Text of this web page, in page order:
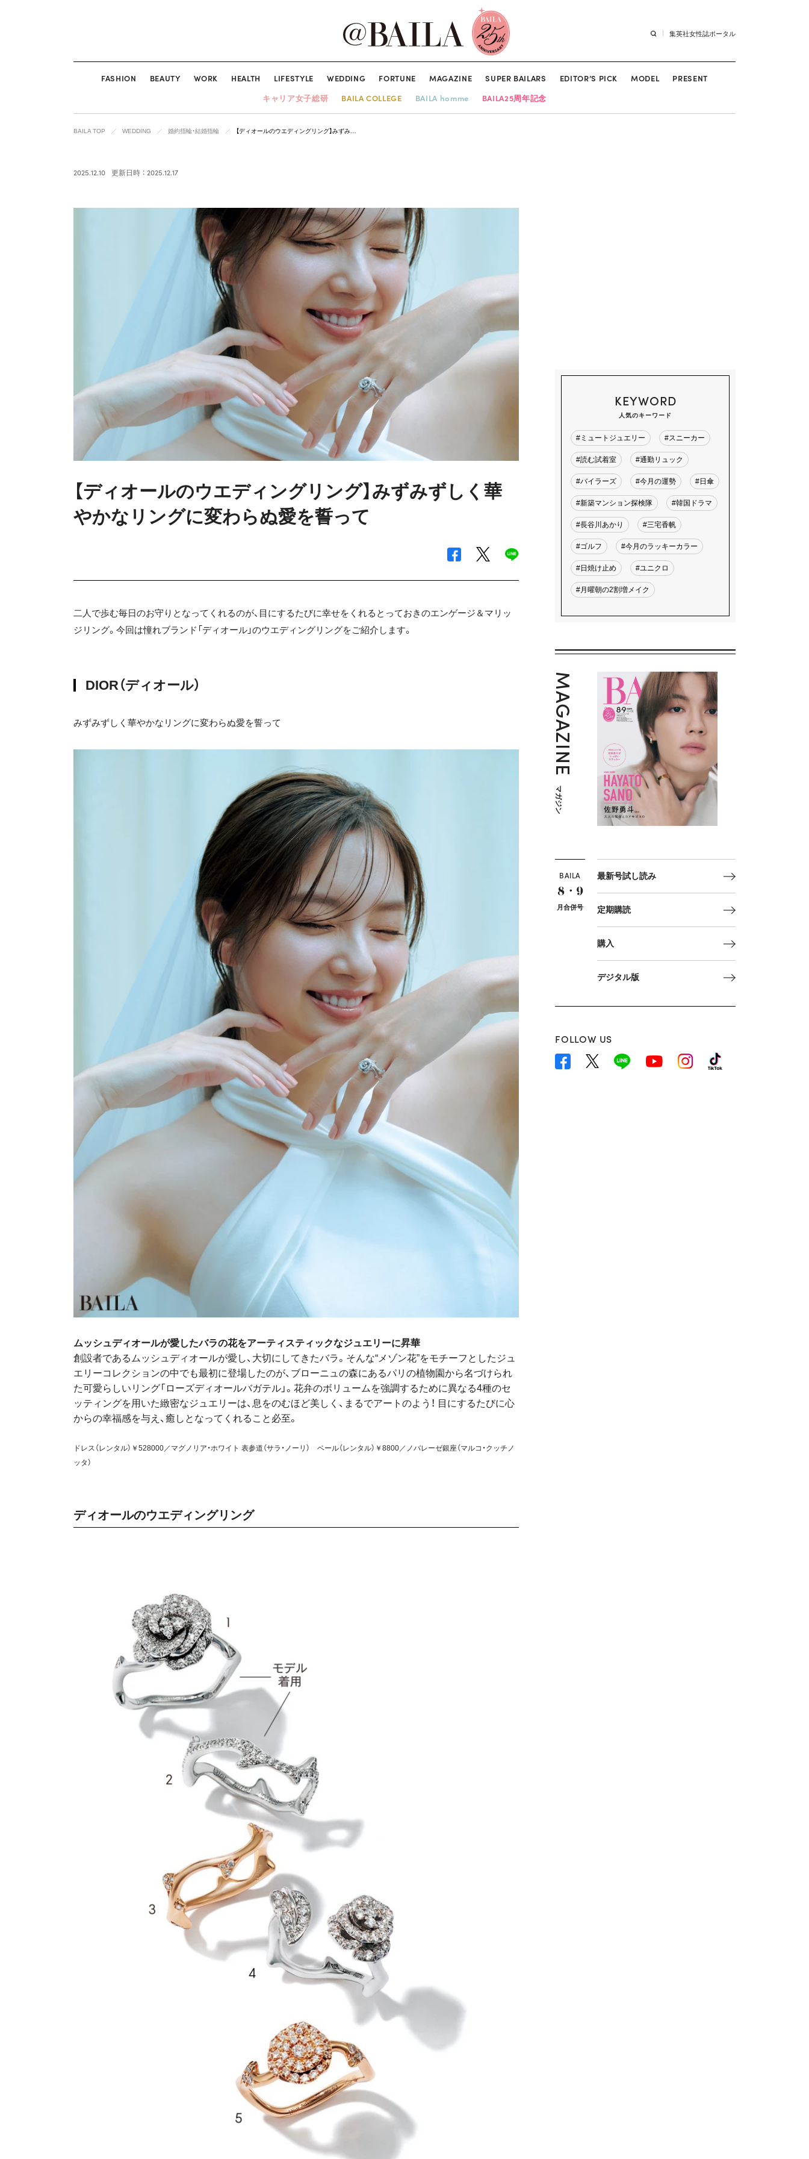
集英社女性誌ポータル
FASHION BEAUTY WORK HEALTH LIFESTYLE WEDDING FORTUNE MAGAZINE SUPER BAILARS EDITOR’S PICK MODEL
PRESENT
キャリア女子総研
BAILA COLLEGE BAILA homme BAILA25周年記念
BAILA TOP WEDDING 婚約指輪・結婚指輪 【ディオールのウエディングリング】みずみ…
2025.12.10 更新日時 ： 2025.12.17
【ディオールのウエディングリング】みずみずしく華
やかなリングに変わらぬ愛を誓って
二人で歩む毎日のお守りとなってくれるのが、目にするたびに幸せをくれるとっておきのエンゲージ＆マリッ
ジリング。今回は憧れブランド「ディオール」のウエディングリングをご紹介します。
DIOR（ディオール）
みずみずしく華やかなリングに変わらぬ愛を誓って
ムッシュディオールが愛したバラの花をアーティスティックなジュエリーに昇華
創設者であるムッシュディオールが愛し、大切にしてきたバラ。そんな“メゾン花”をモチーフとしたジュ
エリーコレクションの中でも最初に登場したのが、ブローニュの森にあるパリの植物園から名づけられ
た可愛らしいリング「ローズディオールバガテル」。花弁のボリュームを強調するために異なる4種のセ
ッティングを用いた緻密なジュエリーは、息をのむほど美しく、まるでアートのよう！ 目にするたびに心
からの幸福感を与え、癒しとなってくれること必至。
ドレス（レンタル）￥528000／マグノリア・ホワイト 表参道（サラ・ノーリ） ベール（レンタル）￥8800／ノバレーゼ銀座（マルコ・クッチノ
ッタ）
ディオールのウエディングリング
KEYWORD
人気のキーワード
#ミュートジュエリー #スニーカー
#読む試着室 #通勤リュック
#バイラーズ #今月の運勢 #日傘
#新築マンション探検隊 #韓国ドラマ
#長谷川あかり #三宅香帆
#ゴルフ #今月のラッキーカラー
#日焼け止め #ユニクロ
#月曜朝の2割増メイク
MAGAZINE
マガジン
BAILA
8・9
月合併号
最新号試し読み
定期購読
購入
デジタル版
FOLLOW US